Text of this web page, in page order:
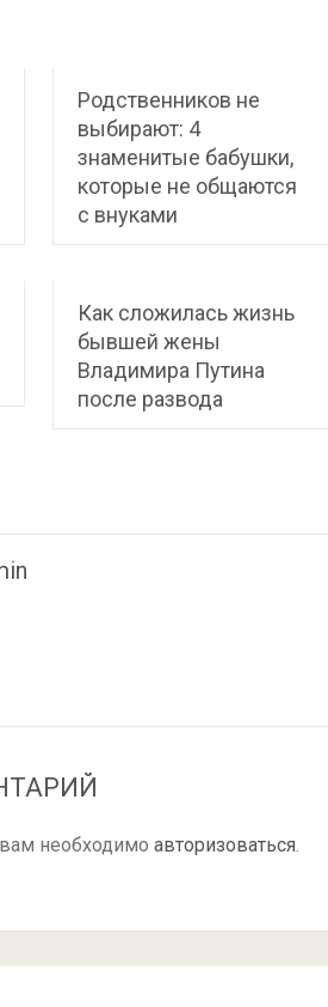
Родственников не
выбирают: 4
знаменитые бабушки,
которые не общаются
с внуками
Как сложилась жизнь
бывшей жены
Владимира Путина
после развода
необходимо авторизоваться.